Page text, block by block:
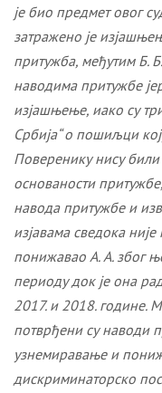
је био предмет овог
затражено је
притужба, међутим Б.
наводима притужбе
изјашњење, иако су
Србија“ о пошиљци
Поверенику нису
основаности
навода притужбе и
изјавама сведока није
понижавао А. А. због
периоду док је она
2017. и 2018. године.
потврђени су наводи
узнемиравање и
дискриминаторско